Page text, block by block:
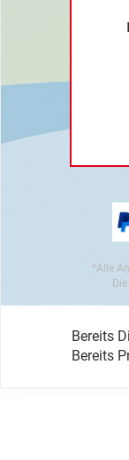
*Alle
Bereits
Bereits